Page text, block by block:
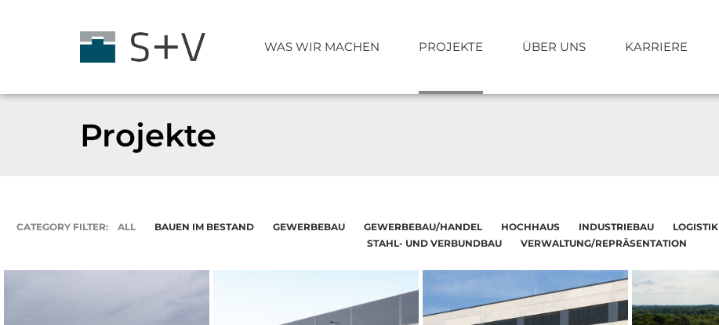
WAS WIR MACHEN
Technologie
Verbundstützen
Verbundträger
s+v® Partnerkonzept
Projekte
PROJEKTE ÜBER UNS KARRIERE
Projekte
CATEGORY FILTER: ALL BAUEN IM BESTAND GEWERBEBAU GEWERBEBAU/HANDEL HOCHHAUS INDUSTRIEBAU LOGISTIK
STAHL- UND VERBUNDBAU
VERWALTUNG/REPRÄSENTATION